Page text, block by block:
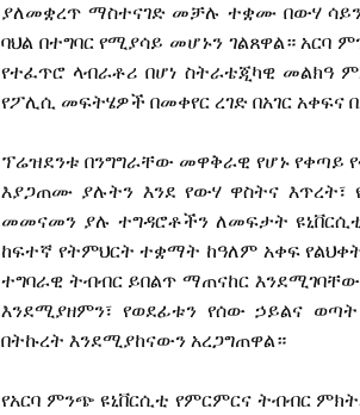
ያለመቋረጥ ማስተናገድ መቻሉ ተቋሙ በውሃ
ባህል በተግባር የሚያሳይ መሆኑን ገልጸዋል። አርባ
የተፈጥሮ ላብራቶሪ በሆነ ስትራቴጂካዊ መልክዓ
የፖሊሲ መፍትሄዎች በመቀየር ረገድ በአገር አቀፍና
ፕሬዝደንቱ በንግግራቸው መዋቅራዊ የሆኑ የቀጣይ
እያጋጠሙ ያሉትን እንደ የውሃ ዋስትና እጥረት፣
መመናመን ያሉ ተግዳሮቶችን ለመፍታት
ከፍተኛ የትምህርት ተቋማት ከዓለም አቀፍ
ተግባራዊ ትብብር ይበልጥ ማጠናከር እንደሚገባቸው
እንደሚያዘምን፣ የወደፊቱን የሰው ኃይልና ወጣት
በትኩረት እንደሚያከናውን አረጋግጠዋል።
የአርባ ምንጭ ዩኒቨርሲቲ የምርምርና ትብብር